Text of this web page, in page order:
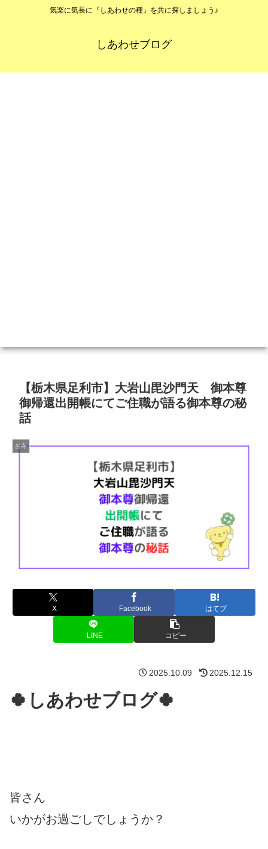
気楽に気長に『しあわせの種』を共に探しましょう♪
しあわせブログ
【栃木県足利市】大岩山毘沙門天 御本尊
御帰還出開帳にてご住職が語る御本尊の秘
話
お寺
X Facebook はてブ
LINE コピー
2025.10.09 2025.12.15
🍀しあわせブログ🍀
皆さん
いかがお過ごしでしょうか？